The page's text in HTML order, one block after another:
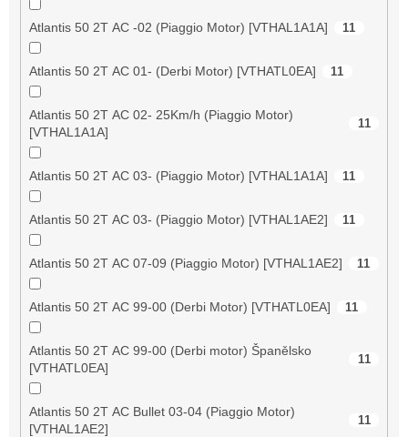
Atlantis 50 2T AC -02 (Piaggio Motor) [VTHAL1A1A] 11
Atlantis 50 2T AC 01- (Derbi Motor) [VTHATL0EA] 11
Atlantis 50 2T AC 02- 25Km/h (Piaggio Motor)
[VTHAL1A1A]
11
Atlantis 50 2T AC 03- (Piaggio Motor) [VTHAL1A1A] 11
Atlantis 50 2T AC 03- (Piaggio Motor) [VTHAL1AE2] 11
Atlantis 50 2T AC 07-09 (Piaggio Motor) [VTHAL1AE2] 11
Atlantis 50 2T AC 99-00 (Derbi Motor) [VTHATL0EA] 11
Atlantis 50 2T AC 99-00 (Derbi motor) Španělsko
[VTHATL0EA]
11
Atlantis 50 2T AC Bullet 03-04 (Piaggio Motor)
[VTHAL1AE2]
11